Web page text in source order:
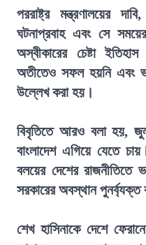
পররাষ্ট্র মন্ত্রণালয়ের
ঘটনাপ্রবাহ এবং সে
অস্বীকারের চেষ্টা
অতীতেও সফল হয়নি এবং
উল্লেখ করা হয়।
বিবৃতিতে আরও বলা হয়,
বাংলাদেশ এগিয়ে যেতে
বলয়ের দেশের
সরকারের অবস্থান পুনর্ব্যক্ত
শেখ হাসিনাকে দেশে